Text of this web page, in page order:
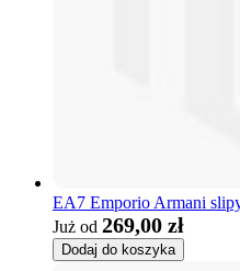
EA7 Emporio Armani
Już od 269,00 zł
Dodaj do koszyka